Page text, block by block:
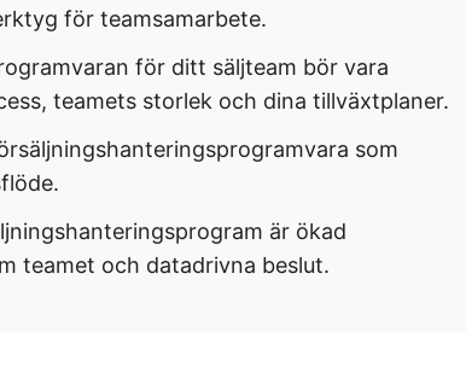
för teamsamarbete.
för ditt säljteam bör vara
teamets storlek och dina tillväxtplaner.
som
är ökad
teamet och datadrivna beslut.